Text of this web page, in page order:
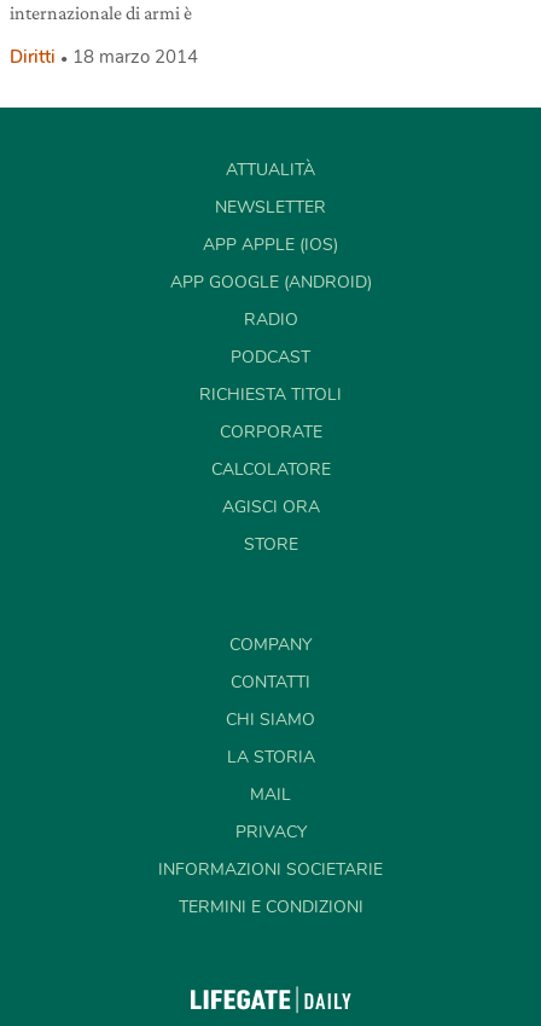
internazionale di armi è
Diritti 18 marzo 2014
ATTUALITÀ
NEWSLETTER
APP APPLE (IOS)
APP GOOGLE (ANDROID)
RADIO
PODCAST
RICHIESTA TITOLI
CORPORATE
CALCOLATORE
AGISCI ORA
STORE
COMPANY
CONTATTI
CHI SIAMO
LA STORIA
MAIL
PRIVACY
INFORMAZIONI SOCIETARIE
TERMINI E CONDIZIONI